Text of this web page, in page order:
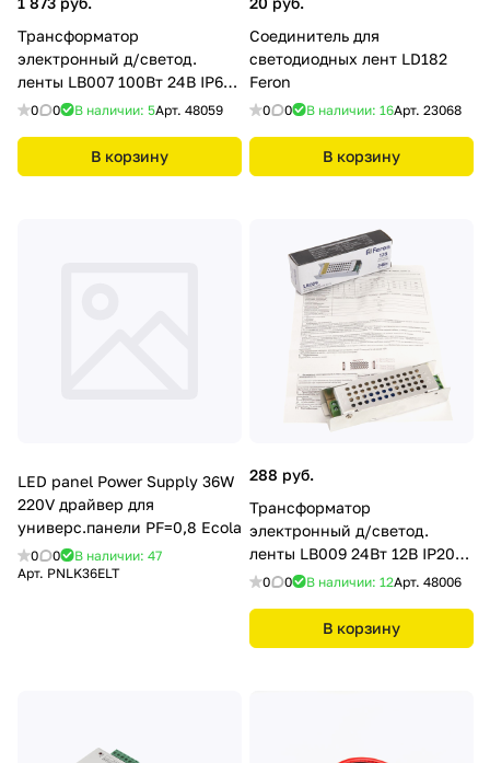
Трансформатор
электронный д/светод.
ленты LB007 100Вт 24В IP67
(драйвер) Feron
0 0 В наличии: 5Арт. 48059
В корзину
Соединитель для
светодиодных лент LD182
Feron
0 0 В наличии: 16Арт. 23068
В корзину
LED panel Power Supply 36W
220V драйвер для
универс.панели PF=0,8 Ecola
0 0
В наличии: 47
Арт. PNLK36ELT
288 руб.
Трансформатор
электронный д/светод.
ленты LB009 24Вт 12B IP20
(драйвер) Feron
0 0 В наличии: 12Арт. 48006
В корзину